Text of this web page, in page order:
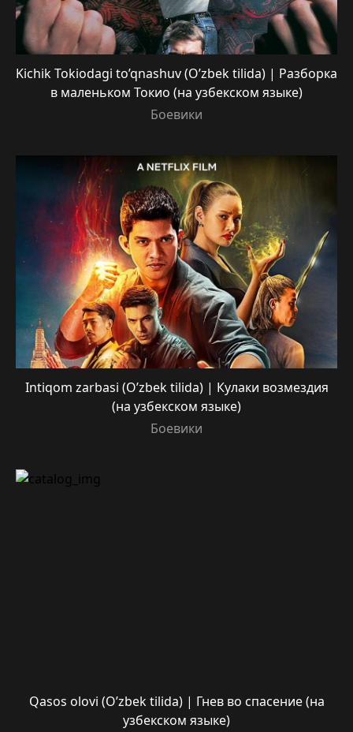
Kichik Tokiodagi to’qnashuv (O’zbek tilida) | Разборка
в маленьком Токио (на узбекском языке)
Боевики
Intiqom zarbasi (O’zbek tilida) | Кулаки возмездия
(на узбекском языке)
Боевики
Qasos olovi (O’zbek tilida) | Гнев во спасение (на
узбекском языке)